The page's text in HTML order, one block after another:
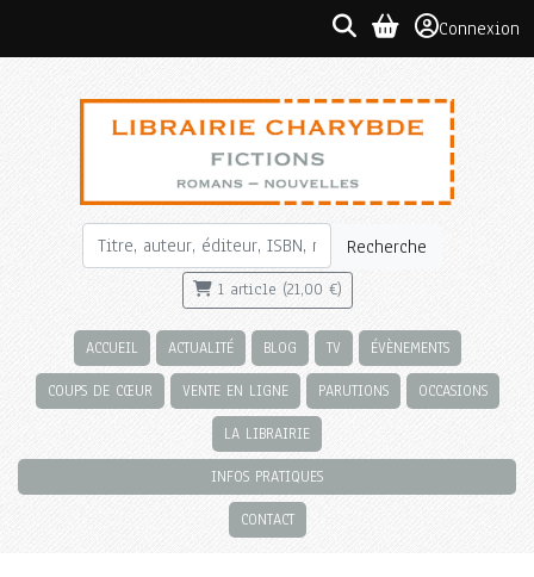
Connexion
Recherche
1 article (21,00 €)
ACCUEIL ACTUALITÉ BLOG TV ÉVÈNEMENTS
COUPS DE CŒUR VENTE EN LIGNE PARUTIONS OCCASIONS
LA LIBRAIRIE
INFOS PRATIQUES
CONTACT